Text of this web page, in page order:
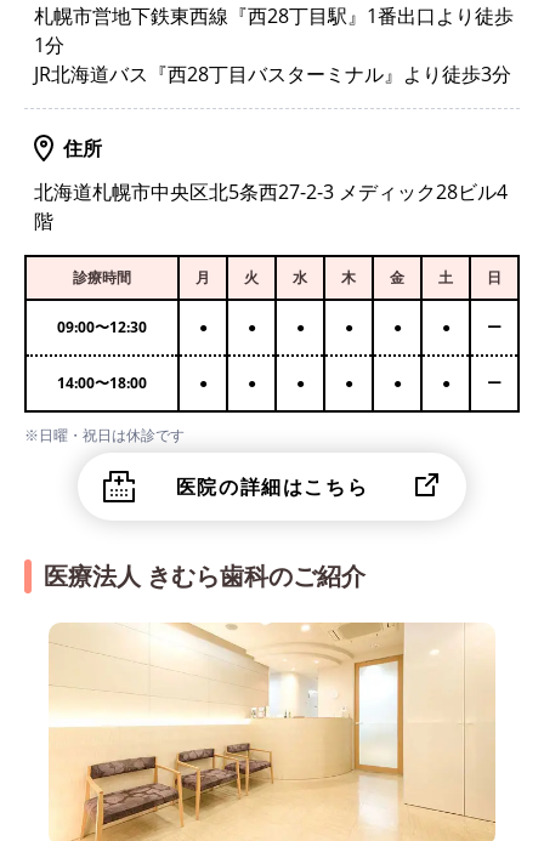
札幌市営地下鉄東西線『西28丁目駅』1番出口より徒歩
1分
JR北海道バス『西28丁目バスターミナル』より徒歩3分
住所
北海道札幌市中央区北5条西27-2-3 メディック28ビル4
階
診療時間 月 火 水 木 金 土 日
09:00〜12:30 ● ● ● ● ● ● ー
14:00〜18:00 ● ● ● ● ● ● ー
※日曜・祝日は休診です
医院の詳細はこちら
医療法人 きむら歯科のご紹介